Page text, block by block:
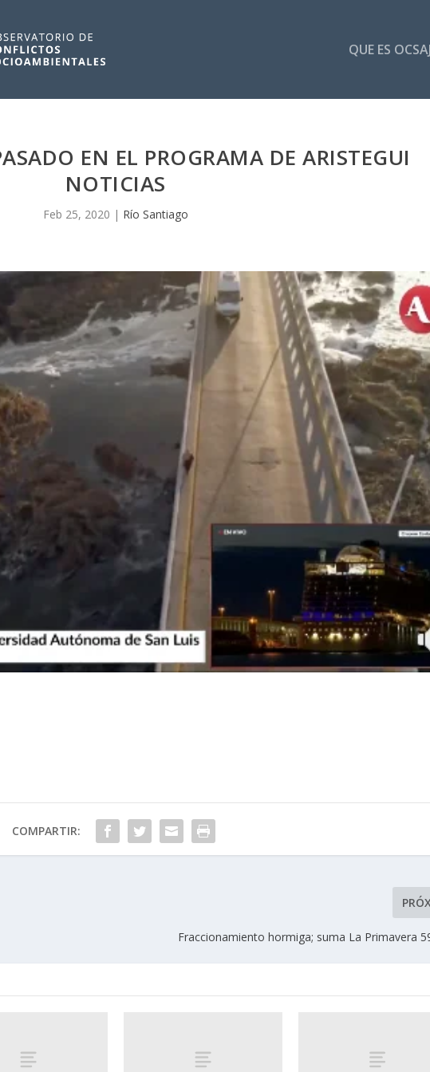
QUE ES OCSAJ
EN EL PROGRAMA DE ARISTEGUI
NOTICIAS
Feb 25, 2020 | Río Santiago
COMPARTIR:
Fraccionamiento hormiga; suma La Primavera